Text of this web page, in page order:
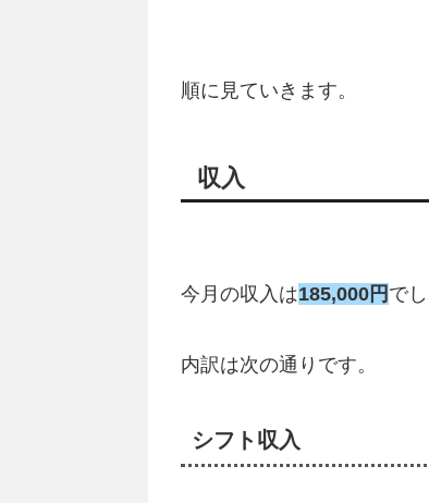
順に見ていきます。
収入
今月の収入は185,000円 でし
内訳は次の通りです。
シフト収入